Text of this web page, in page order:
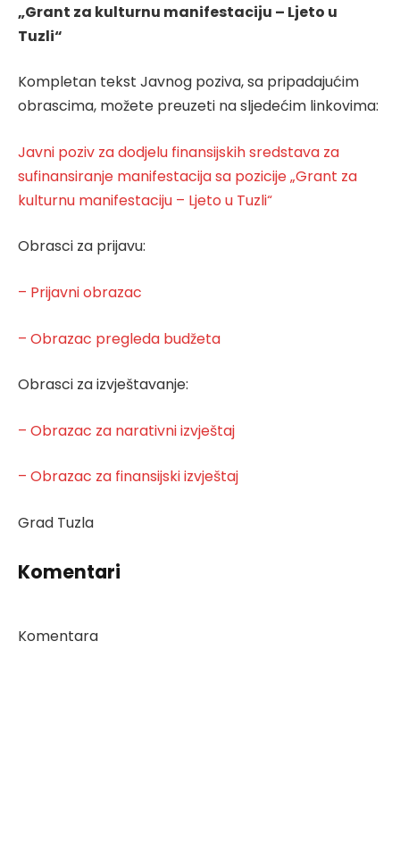
„Grant za kulturnu manifestaciju – Ljeto u
Tuzli“
Kompletan tekst Javnog poziva, sa pripadajućim
obrascima, možete preuzeti na sljedećim linkovima:
Javni poziv za dodjelu finansijskih sredstava za
sufinansiranje manifestacija sa pozicije „Grant za
kulturnu manifestaciju – Ljeto u Tuzli“
Obrasci za prijavu:
– Prijavni obrazac
– Obrazac pregleda budžeta
Obrasci za izvještavanje:
– Obrazac za narativni izvještaj
– Obrazac za finansijski izvještaj
Grad Tuzla
Komentari
Komentara